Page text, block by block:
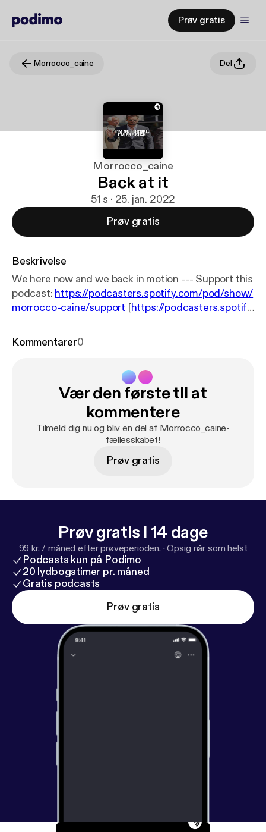
Prøv gratis
Morrocco_caine Del
Morrocco_caine
Back at it
51 s · 25. jan. 2022
Prøv gratis
Beskrivelse
We here now and we back in motion --- Support this
podcast: https://podcasters.spotify.com/pod/show/
morrocco-caine/support [https://podcasters.spotify.
Kommentarer0
Vær den første til at
kommentere
Tilmeld dig nu og bliv en del af Morrocco_caine-
fællesskabet!
Prøv gratis
Prøv gratis i 14 dage
99 kr. / måned efter prøveperioden. ·Opsig når som helst
Podcasts kun på Podimo
20 lydbogstimer pr. måned
Gratis podcasts
Prøv gratis